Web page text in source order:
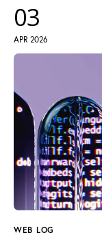
03
APR 2026
WEB LOG